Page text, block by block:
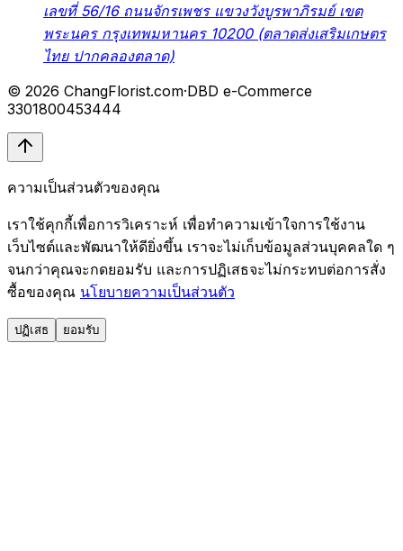
เลขที่ 56/16 ถนนจักรเพชร แขวงวังบูรพาภิรมย์ เขต
พระนคร กรุงเทพมหานคร 10200 (ตลาดส่งเสริมเกษตร
ไทย ปากคลองตลาด)
© 2026 ChangFlorist.com·DBD e-Commerce
3301800453444
ความเป็นส่วนตัวของคุณ
เราใช้คุกกี้เพื่อการวิเคราะห์ เพื่อทำความเข้าใจการใช้งาน
เว็บไซต์และพัฒนาให้ดียิ่งขึ้น เราจะไม่เก็บข้อมูลส่วนบุคคลใด ๆ
จนกว่าคุณจะกดยอมรับ และการปฏิเสธจะไม่กระทบต่อการสั่ง
ซื้อของคุณ นโยบายความเป็นส่วนตัว
ปฏิเสธ ยอมรับ